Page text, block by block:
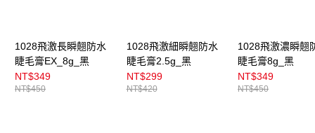
資料（包含姓名、電話或地址）提供予台灣大哥大進項蒐集、處理及利用，
由本公司與您本人進行分期帳單所需資料之確認、核對及更正。
3.完整用戶服務條款，請詳閱以下連結：https://oppay.tw/userRule
每筆NT$100，滿NT$899(含以上)免運費
付款後門市自取
1028飛激長瞬翹防水
睫毛膏EX_8g_黑
NT$349
NT$450
1028飛激細瞬翹防水
睫毛膏2.5g_黑
NT$299
NT$420
1028飛激濃瞬翹
睫毛膏8g_黑
NT$349
NT$450